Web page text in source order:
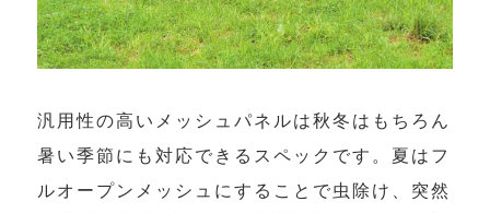
汎用性の高いメッシュパネルは秋冬はもちろん
暑い季節にも対応できるスペックです。夏はフ
ルオープンメッシュにすることで虫除け、突然